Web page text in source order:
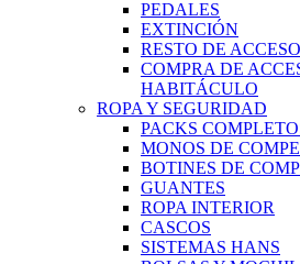
PEDALES
EXTINCIÓN
RESTO DE
COMPRA DE
HABITÁCULO
ROPA Y SEGURIDAD
PACKS
MONOS DE
BOTINES DE
GUANTES
ROPA INTERIOR
CASCOS
SISTEMAS HANS